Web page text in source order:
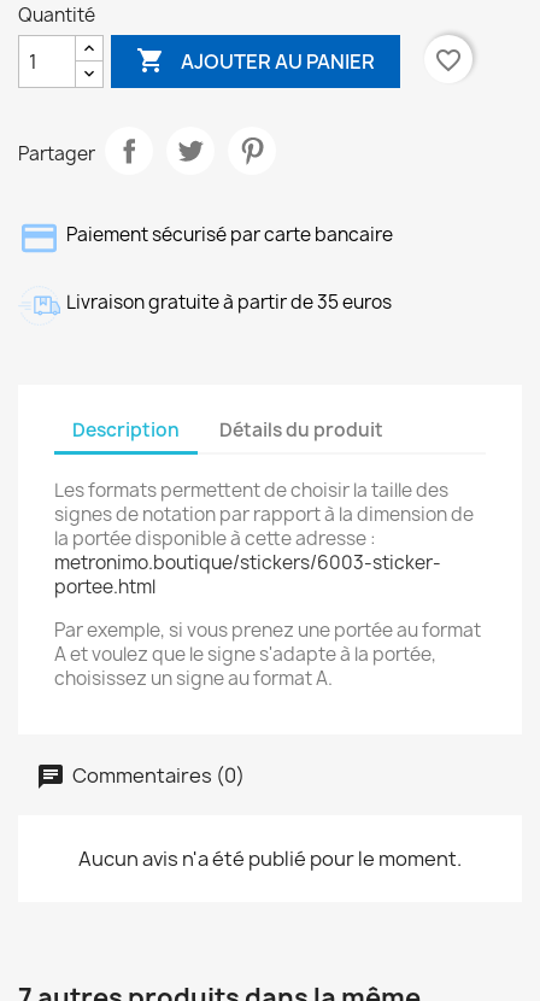
Quantité
 AJOUTER AU PANIER favorite_border
Partager
Paiement sécurisé par carte bancaire
Livraison gratuite à partir de 35 euros
Description Détails du produit
Les formats permettent de choisir la taille des
signes de notation par rapport à la dimension de
la portée disponible à cette adresse :
metronimo.boutique/stickers/6003-sticker-
portee.html
Par exemple, si vous prenez une portée au format
A et voulez que le signe s'adapte à la portée,
choisissez un signe au format A.
Commentaires (0)
Aucun avis n'a été publié pour le moment.